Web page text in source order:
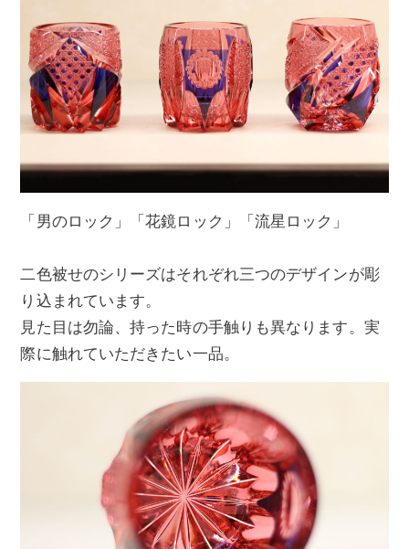
「男のロック」「花鏡ロック」「流星ロック」
二色被せのシリーズはそれぞれ三つのデザインが彫
り込まれています。
見た目は勿論、持った時の手触りも異なります。実
際に触れていただきたい一品。